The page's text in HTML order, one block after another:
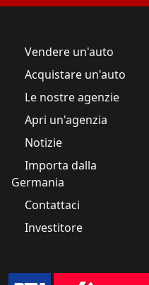
Vendere un'auto
Acquistare un'auto
Le nostre agenzie
Apri un'agenzia
Notizie
Importa dalla
Germania
Contattaci
Investitore